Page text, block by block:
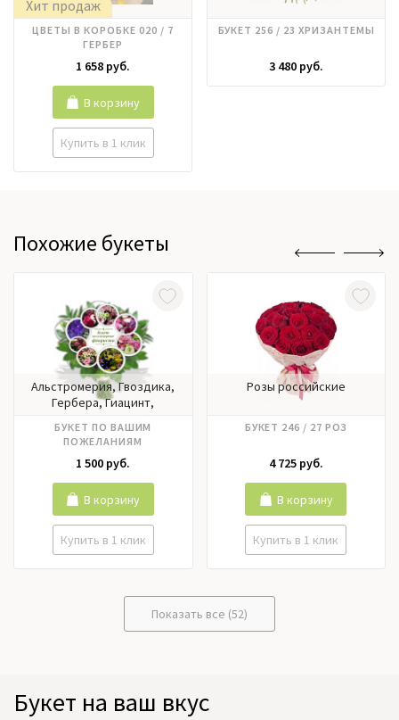
Хит продаж
ЦВЕТЫ В КОРОБКЕ 020 / 7
ГЕРБЕР
1 658 руб.
Купить в 1 клик
В корзину
БУКЕТ 256 / 23 ХРИЗАНТЕМЫ
3 480 руб.
Похожие букеты
Альстромерия, Гвоздика,
Гербера, Гиацинт,
Лилии, Матрикария,
Нарцисс, Нобилис,
Орхидея, Пионовидные
розы, Пионы, Подсолнух,
Ранункулюс, Роза кустовая,
Розы российские, Розы
эквадор, Тюльпаны,
Фрезия, Хризантема,
БУКЕТ ПО ВАШИМ
ПОЖЕЛАНИЯМ
1 500 руб.
Купить в 1 клик
В корзину
Розы российские
БУКЕТ 246 / 27 РОЗ
4 725 руб.
Купить в 1 клик
В корзину
Показать все (52)
Букет на ваш вкус